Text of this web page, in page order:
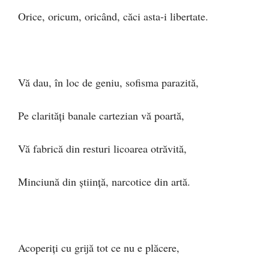
Orice, oricum, oricând, căci asta-i libertate.
Vă dau, în loc de geniu, sofisma parazită,
Pe clarități banale cartezian vă poartă,
Vă fabrică din resturi licoarea otrăvită,
Minciună din știință, narcotice din artă.
Acoperiți cu grijă tot ce nu e plăcere,